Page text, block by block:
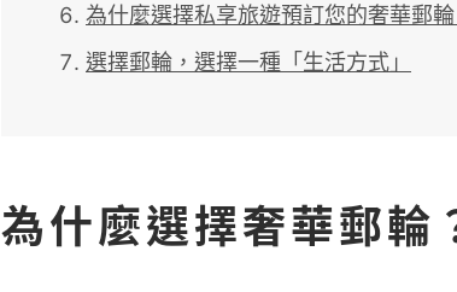
為什麼選擇私享旅遊預訂您的奢華郵輪
選擇郵輪，選擇一種「生活方式」
為什麼選擇奢華郵輪